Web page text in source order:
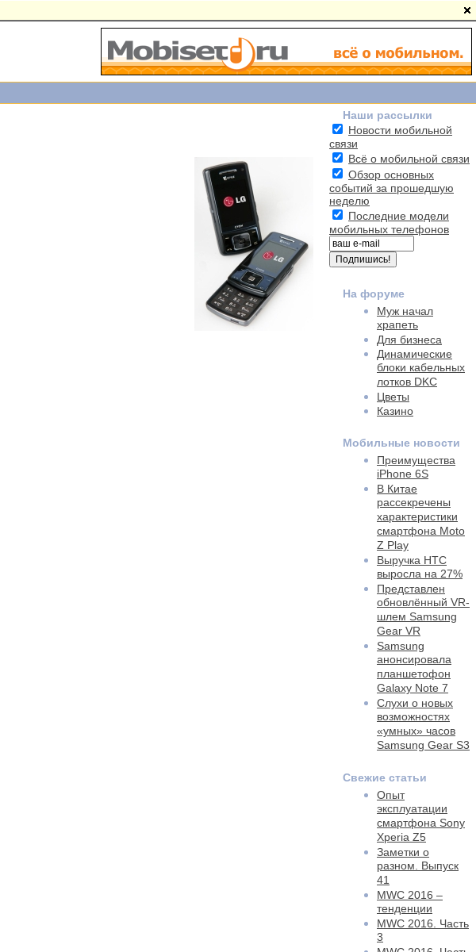
Наши рассылки
Новости мобильной
связи
Всё о мобильной связи
Обзор основных
событий за прошедшую
неделю
Последние модели
мобильных телефонов
На форуме
Муж начал
храпеть
Для бизнеса
Динамические
блоки кабельных
лотков DKC
Цветы
Казино
Мобильные новости
Преимущества
iPhone 6S
В Китае
рассекречены
характеристики
смартфона Moto
Z Play
Выручка HTC
выросла на 27%
Представлен
обновлённый VR-
шлем Samsung
Gear VR
Samsung
анонсировала
планшетофон
Galaxy Note 7
Слухи о новых
возможностях
«умных» часов
Samsung Gear S3
Свежие статьи
Опыт
эксплуатации
смартфона Sony
Xperia Z5
Заметки о
разном. Выпуск
41
MWC 2016 –
тенденции
MWC 2016. Часть
3